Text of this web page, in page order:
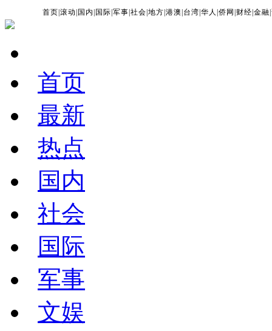
首页 |滚动 国内 国际 |军事 |社会 |地方 |港澳 台湾 |华人 |侨网 财经 |金融 |
首页
最新
热点
国内
社会
国际
军事
文娱